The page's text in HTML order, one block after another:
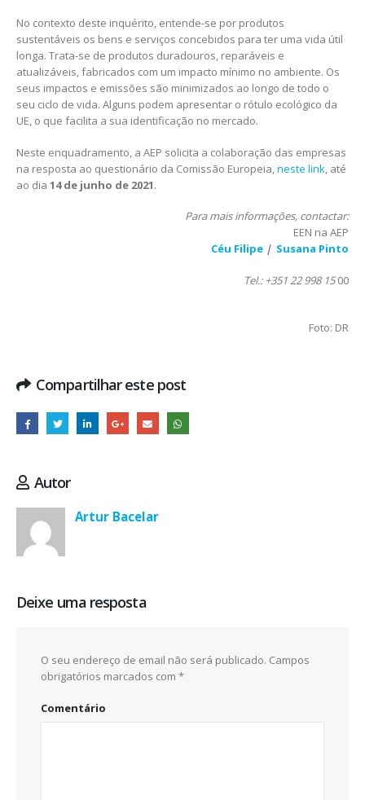
No contexto deste inquérito, entende-se por produtos
sustentáveis os bens e serviços concebidos para ter uma vida útil
longa. Trata-se de produtos duradouros, reparáveis e
atualizáveis, fabricados com um impacto mínimo no ambiente. Os
seus impactos e emissões são minimizados ao longo de todo o
seu ciclo de vida. Alguns podem apresentar o rótulo ecológico da
UE, o que facilita a sua identificação no mercado.
Neste enquadramento, a AEP solicita a colaboração das empresas
na resposta ao questionário da Comissão Europeia,neste link, até
ao dia 14 de junho de 2021.
Para mais informações, contactar:
EEN na AEP
Céu Filipe | Susana Pinto
Tel.: +351 22 998 1500
Foto: DR
Compartilhar este post
Autor
Artur Bacelar
Deixe uma resposta
O seu endereço de email não será publicado. Campos
obrigatórios marcados com *
Comentário